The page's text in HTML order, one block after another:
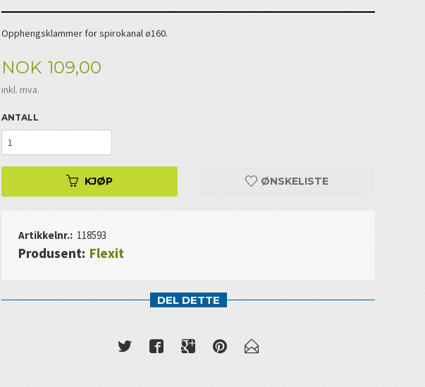
Opphengsklammer for spirokanal ø160.
Pris
NOK 109,00
inkl. mva.
ANTALL
KJØP ØNSKELISTE
Artikkelnr.: 118593
Produsent: Flexit
DEL DETTE